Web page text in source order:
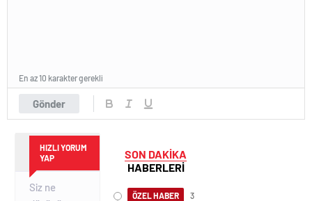
Gönder
En az 10 karakter gerekli
HIZLI YORUM
YAP
SON DAKİKA
HABERLERİ
ÖZEL HABER
3